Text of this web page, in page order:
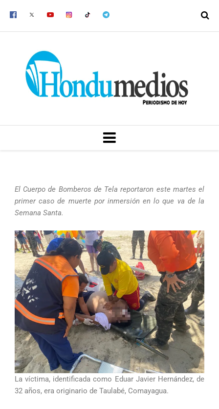
MENU
El Cuerpo de Bomberos de Tela reportaron este martes el
primer caso de muerte por inmersión en lo que va de la
Semana Santa.
La víctima, identificada como Eduar Javier Hernández, de
32 años, era originario de Taulabé, Comayagua.